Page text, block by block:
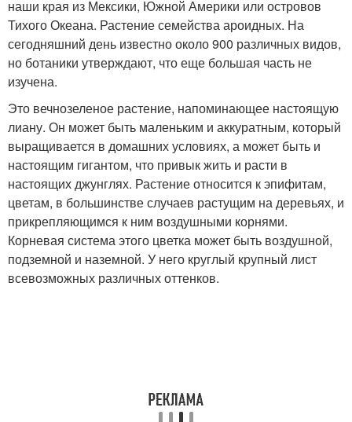
наши края из Мексики, Южной Америки или островов
Тихого Океана. Растение семейства ароидных. На
сегодняшний день известно около 900 различных видов,
но ботаники утверждают, что еще большая часть не
изучена.
Это вечнозеленое растение, напоминающее настоящую
лиану. Он может быть маленьким и аккуратным, который
выращивается в домашних условиях, а может быть и
настоящим гигантом, что привык жить и расти в
настоящих джунглях. Растение относится к эпифитам,
цветам, в большинстве случаев растущим на деревьях, и
прикрепляющимся к ним воздушными корнями.
Корневая система этого цветка может быть воздушной,
подземной и наземной. У него круглый крупный лист
всевозможных различных оттенков.